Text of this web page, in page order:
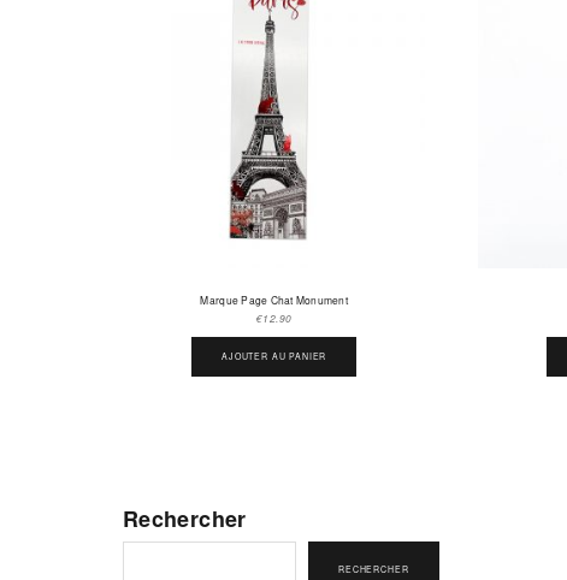
Marque Page Chat Monument
€12.90
AJOUTER AU PANIER
Rechercher
RECHERCHER